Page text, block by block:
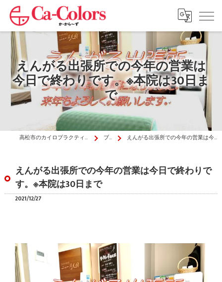
えんがる出張所での今年の営業は
今日で終わりです。※本院は30日ま
で
高松市のカイロプラクティックはか・から～ず施術院 ブログ えんがる出張所での今年の営業は今日で終わりです。※本院は30日まで
えんがる出張所での今年の営業は今日で終わりで
す。※本院は30日まで
2021/12/27